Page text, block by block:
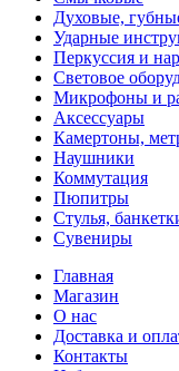
Духовые,
Ударные
Перкуссия и
Световое
Микрофоны и
Аксессуары
Камертоны,
Наушники
Коммутация
Пюпитры
Стулья,
Сувениры
Главная
Магазин
О нас
Доставка и
Контакты